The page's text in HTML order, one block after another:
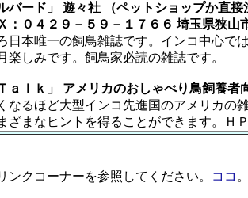
バード」 遊々社 （ペットショップか直接
：０４２９－５９－１７６６ 埼玉県狭
日本唯一の飼鳥雑誌です。インコ中心で
楽しみです。飼鳥家必読の雑誌です。
ａｌｋ」 アメリカのおしゃべり鳥飼養者
なるほど大型インコ先進国のアメリカの
ざまなヒントを得ることができます。Ｈ
ンクコーナーを参照してください。 ココ